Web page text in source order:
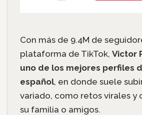
Con más de 9.4M de
plataforma de TikTok, Victor
uno de los mejores perfiles
español, en donde suele
variado, como retos virales y
su familia o amigos.